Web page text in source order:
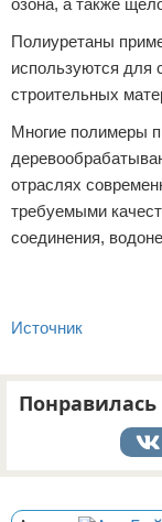
озона, а также
Полиуретаны
используются для
строительных
Многие полимеры
отраслях
требуемыми
соединения,
Источник
Понравилась